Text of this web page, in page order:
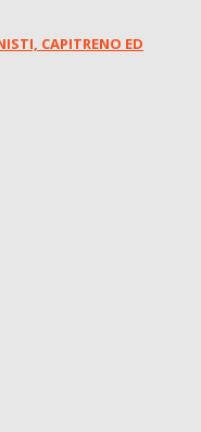
CAPITRENO ED